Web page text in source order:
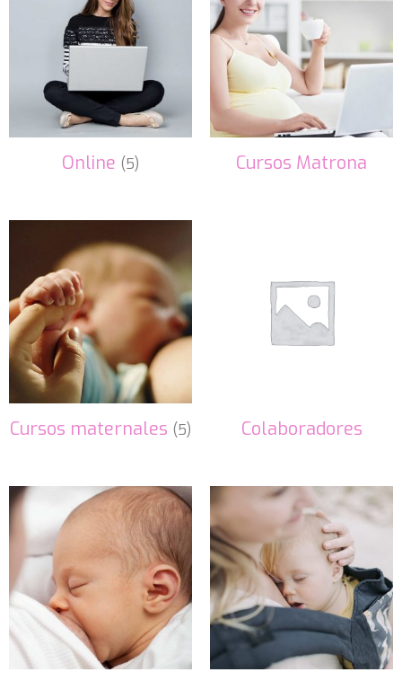
Online (5) Cursos Matrona
Cursos maternales (5) Colaboradores